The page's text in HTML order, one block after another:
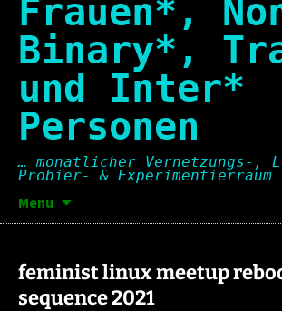
Frauen*,
Binary*,
und Inter*
Personen
… monatlicher Vernetzungs-,
Probier- & Experimentierraum
Menu
feminist linux meetup
sequence 2021